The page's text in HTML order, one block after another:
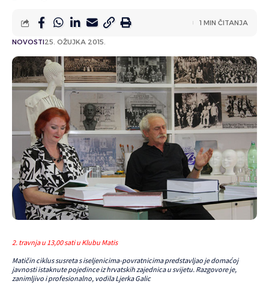
NOVOSTI25. OŽUJKA 2015.
1 MIN ČITANJA
2. travnja u 13,00 sati u Klubu Matis
Matičin ciklus susreta s iseljenicima-povratnicima predstavljao je domaćoj
javnosti istaknute pojedince iz hrvatskih zajednica u svijetu. Razgovore je,
zanimljivo i profesionalno, vodila Ljerka Galic